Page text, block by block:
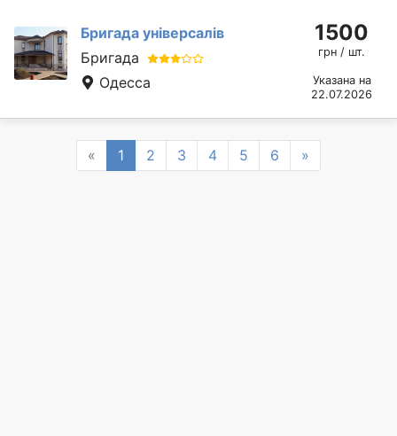
Бригада універсалів
Бригада
Одесса
1500
грн / шт.
Указана на
22.07.2026
« Previous
1 2 3 4 5 6 »